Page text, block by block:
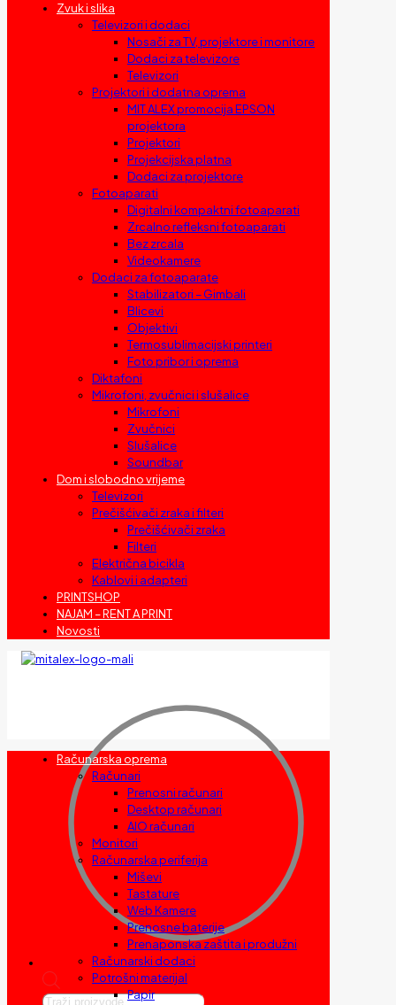
Zvuk i slika
Televizori i dodaci
Nosači za TV, projektore i monitore
Dodaci za televizore
Televizori
Projektori i dodatna oprema
MIT ALEX promocija EPSON
projektora
Projektori
Projekcijska platna
Dodaci za projektore
Fotoaparati
Digitalni kompaktni fotoaparati
Zrcalno refleksni fotoaparati
Bez zrcala
Videokamere
Dodaci za fotoaparate
Stabilizatori – Gimbali
Blicevi
Objektivi
Termosublimacijski printeri
Foto pribor i oprema
Diktafoni
Mikrofoni, zvučnici i slušalice
Mikrofoni
Zvučnici
Slušalice
Soundbar
Dom i slobodno vrijeme
Televizori
Prečišćivači zraka i filteri
Prečišćivači zraka
Filteri
Električna bicikla
Kablovi i adapteri
PRINTSHOP
NAJAM – RENT A PRINT
Novosti
Products
Računarska oprema
Računari
Prenosni računari
Desktop računari
AIO računari
Monitori
Računarska periferija
Miševi
Tastature
Web Kamere
Prenosne baterije
Prenaponska zaštita i produžni
Računarski dodaci
Potrošni materijal
Papir